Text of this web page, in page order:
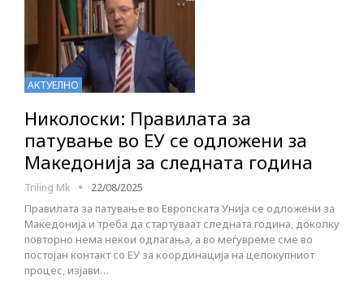
АКТУЕЛНО
Николоски: Правилата за
патување во ЕУ се одложени за
Македонија за следната година
Triling Mk 22/08/2025
Правилата за патување во Европската Унија се одложени за
Македонија и треба да стартуваат следната година, доколку
повторно нема некои одлагања, а во меѓувреме сме во
постојан контакт со ЕУ за координација на целокупниот
процес, изјави…